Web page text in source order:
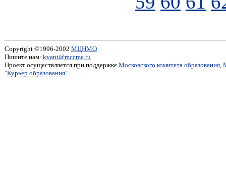
Copyright ©1996-2002 МЦНМО
Пишите нам: kvant@mccme.ru
Проект осуществляется при поддержке Московского комитета образования,
"Курьер образования"